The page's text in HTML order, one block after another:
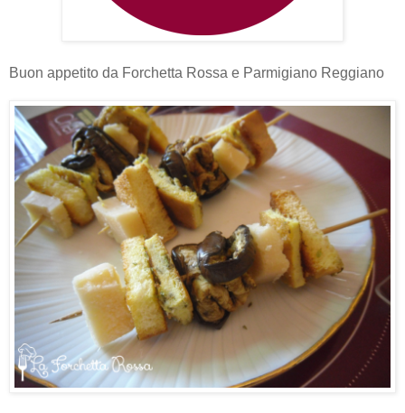
Buon appetito da Forchetta Rossa e Parmigiano Reggiano